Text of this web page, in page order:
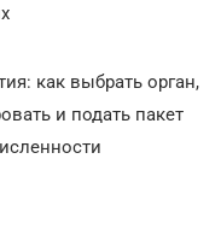
как выбрать орган,
и подать пакет